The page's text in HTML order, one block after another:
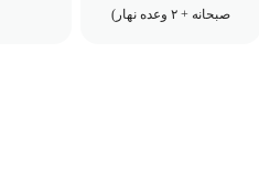
صبحانه + ۲ وعده نهار)